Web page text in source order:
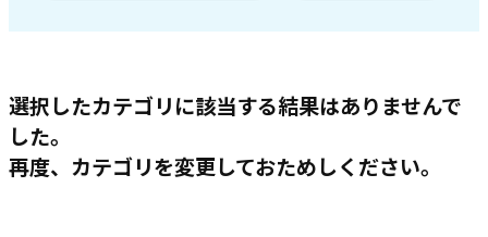
選択したカテゴリに該当する結果はありませんで
した。
再度、カテゴリを変更しておためしください。